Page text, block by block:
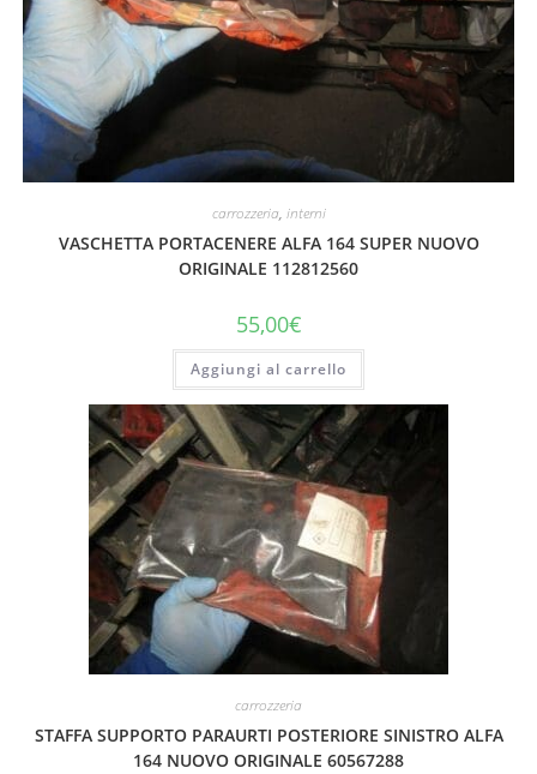
carrozzeria, interni
VASCHETTA PORTACENERE ALFA 164 SUPER NUOVO
ORIGINALE 112812560
55,00€
Aggiungi al carrello
carrozzeria
STAFFA SUPPORTO PARAURTI POSTERIORE SINISTRO ALFA
164 NUOVO ORIGINALE 60567288